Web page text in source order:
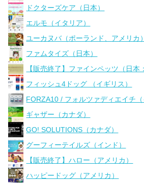
ドクターズケア（日本）
エルモ（イタリア）
ユーカヌバ（ポーランド、アメリカ）
ファムタイズ（日本）
【販売終了】ファインペッツ（日本
フィッシュ4ドッグ （イギリス）
FORZA10 / フォルツァディエイチ（
ギャザー（カナダ）
GO! SOLUTIONS（カナダ）
グーフィーテイルズ（インド）
【販売終了】ハロー（アメリカ）
ハッピードッグ（アメリカ）